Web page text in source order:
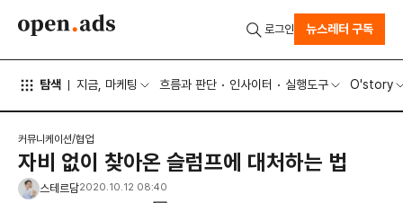
탐색 지금, 마케팅 흐름과 판단 인사이터 실행도구 O'story
로그인 뉴스레터 구독
커뮤니케이션/협업
자비 없이 찾아온 슬럼프에 대처하는 법
스테르담2020.10.12 08:40